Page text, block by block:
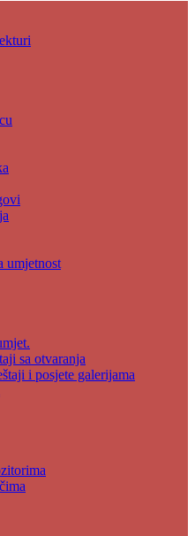
umjetnost
sa otvaranja
i posjete galerijama